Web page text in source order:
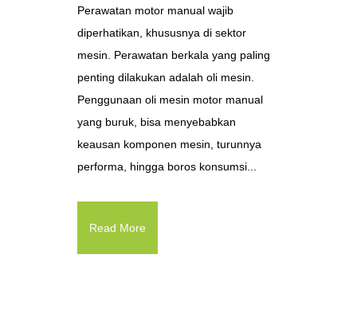
Perawatan motor manual wajib
diperhatikan, khususnya di sektor
mesin. Perawatan berkala yang paling
penting dilakukan adalah oli mesin.
Penggunaan oli mesin motor manual
yang buruk, bisa menyebabkan
keausan komponen mesin, turunnya
performa, hingga boros konsumsi...
Read More